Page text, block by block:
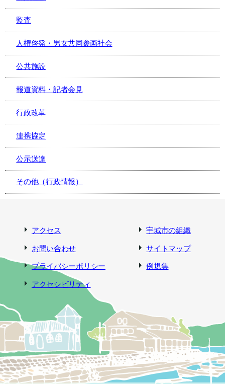
監査
人権啓発・男女共同参画社会
公共施設
報道資料・記者会見
行政改革
連携協定
公示送達
その他（行政情報）
アクセス
宇城市の組織
お問い合わせ
サイトマップ
プライバシーポリシー
例規集
アクセシビリティ